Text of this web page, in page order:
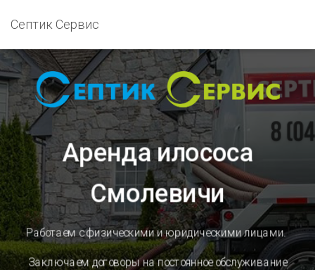
Септик Сервис
Аренда илососа
Смолевичи
Работаем с физическими и юридическими лицами.
Заключаем договоры на постоянное обслуживание